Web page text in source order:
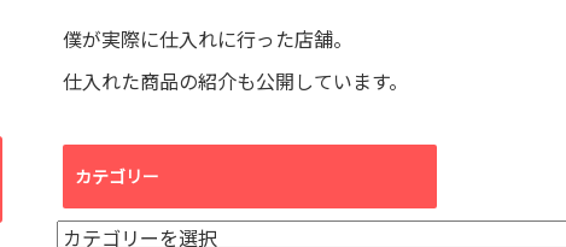
僕が実際に仕入れに行った店舗。
仕入れた商品の紹介も公開しています。
カテゴリー
カ